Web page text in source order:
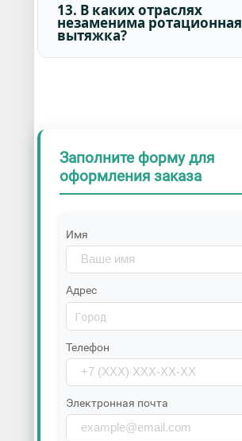
13. В каких отраслях
незаменима ротационная
вытяжка?
Заполните форму для
оформления заказа
Имя
Адрес
Телефон
Электронная почта